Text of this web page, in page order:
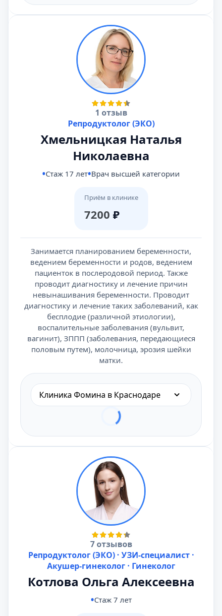
1 отзыв
Репродуктолог (ЭКО)
Хмельницкая Наталья
Николаевна
Стаж 17 лет Врач высшей категории
Приём в клинике
7200 ₽
Занимается планированием беременности,
ведением беременности и родов, ведением
пациенток в послеродовой период. Также
проводит диагностику и лечение причин
невынашивания беременности. Проводит
диагностику и лечение таких заболеваний, как
бесплодие (различной этиологии),
воспалительные заболевания (вульвит,
вагинит), ЗППП (заболевания, передающиеся
половым путем), молочница, эрозия шейки
матки.
Клиника Фомина в Краснодаре
7 отзывов
Репродуктолог (ЭКО) · УЗИ-специалист ·
Акушер-гинеколог · Гинеколог
Котлова Ольга Алексеевна
Стаж 7 лет